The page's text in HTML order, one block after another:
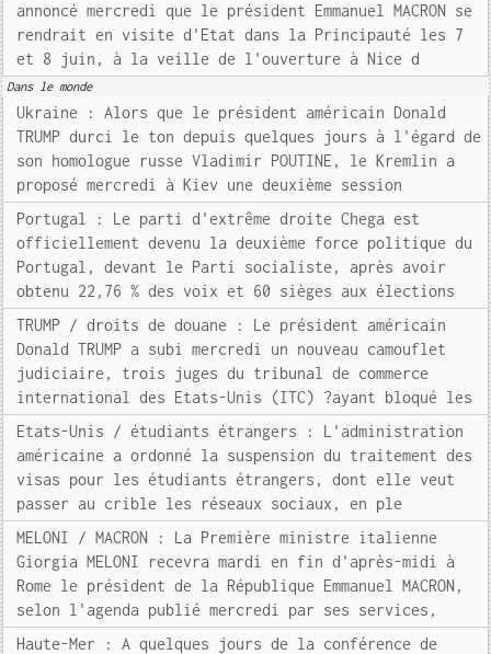
annoncé mercredi que le président Emmanuel MACRON se
rendrait en visite d'Etat dans la Principauté les 7
et 8 juin, à la veille de l'ouverture à Nice d
Dans le monde
Ukraine : Alors que le président américain Donald
TRUMP durci le ton depuis quelques jours à l'égard de
son homologue russe Vladimir POUTINE, le Kremlin a
proposé mercredi à Kiev une deuxième session
Portugal : Le parti d'extrême droite Chega est
officiellement devenu la deuxième force politique du
Portugal, devant le Parti socialiste, après avoir
obtenu 22,76 % des voix et 60 sièges aux élections
TRUMP / droits de douane : Le président américain
Donald TRUMP a subi mercredi un nouveau camouflet
judiciaire, trois juges du tribunal de commerce
international des Etats-Unis (ITC) ?ayant bloqué les
Etats-Unis / étudiants étrangers : L'administration
américaine a ordonné la suspension du traitement des
visas pour les étudiants étrangers, dont elle veut
passer au crible les réseaux sociaux, en ple
MELONI / MACRON : La Première ministre italienne
Giorgia MELONI recevra mardi en fin d'après-midi à
Rome le président de la République Emmanuel MACRON,
selon l'agenda publié mercredi par ses services,
Haute-Mer : A quelques jours de la conférence de